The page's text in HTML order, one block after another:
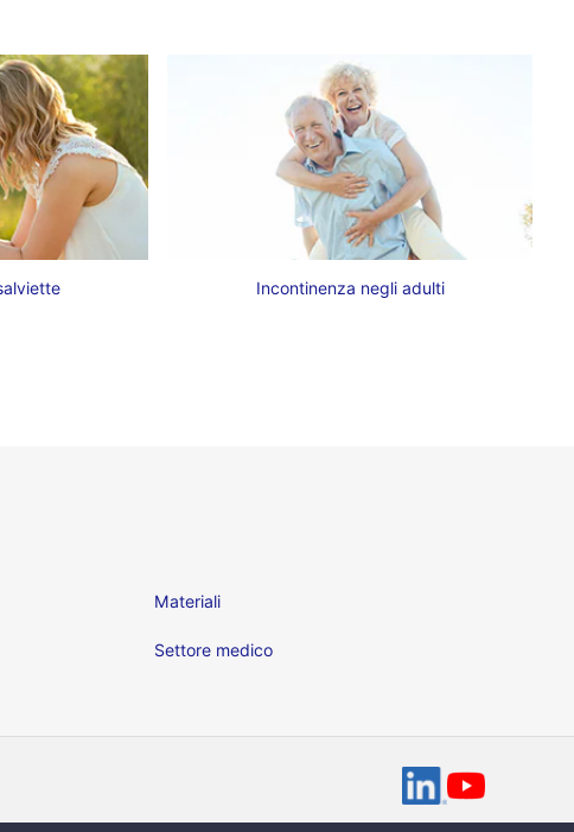
Incontinenza negli adulti
Materiali
Settore medico